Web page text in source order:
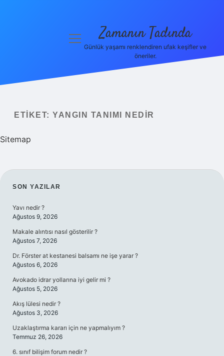
menüyüZamanın Tadında
Günlük yaşamı renklendiren ufak keşifler ve
öneriler.
ETIKET: YANGIN TANIMI NEDIR
Sitemap
SIDEBAR
SON YAZILAR
Yavı nedir ?
Ağustos 9, 2026
Makale alıntısı nasıl gösterilir ?
Ağustos 7, 2026
Dr. Förster at kestanesi balsamı ne işe yarar ?
Ağustos 6, 2026
Avokado idrar yollarına iyi gelir mi ?
Ağustos 5, 2026
Akış lülesi nedir ?
Ağustos 3, 2026
Uzaklaştırma kararı için ne yapmalıyım ?
Temmuz 26, 2026
6. sınıf bilişim forum nedir ?